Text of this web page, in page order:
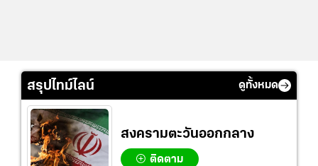
สรุปไทม์ไลน์ ดูทั้งหมด
สงครามตะวันออกกลาง
ติดตาม